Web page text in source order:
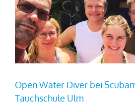
Open Water Diver bei
Tauchschule Ulm